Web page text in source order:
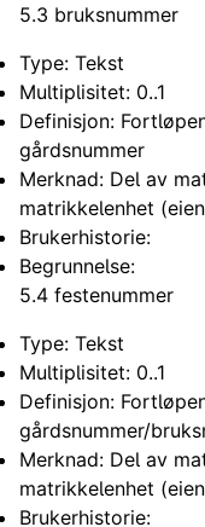
5.3 bruksnummer
Type: Tekst
Multiplisitet: 0..1
Definisjon:
gårdsnummer
Merknad: Del av
matrikkelenhet
Brukerhistorie:
Begrunnelse:
5.4 festenummer
Type: Tekst
Multiplisitet: 0..1
Definisjon:
gårdsnummer/
Merknad: Del av
matrikkelenhet
Brukerhistorie: